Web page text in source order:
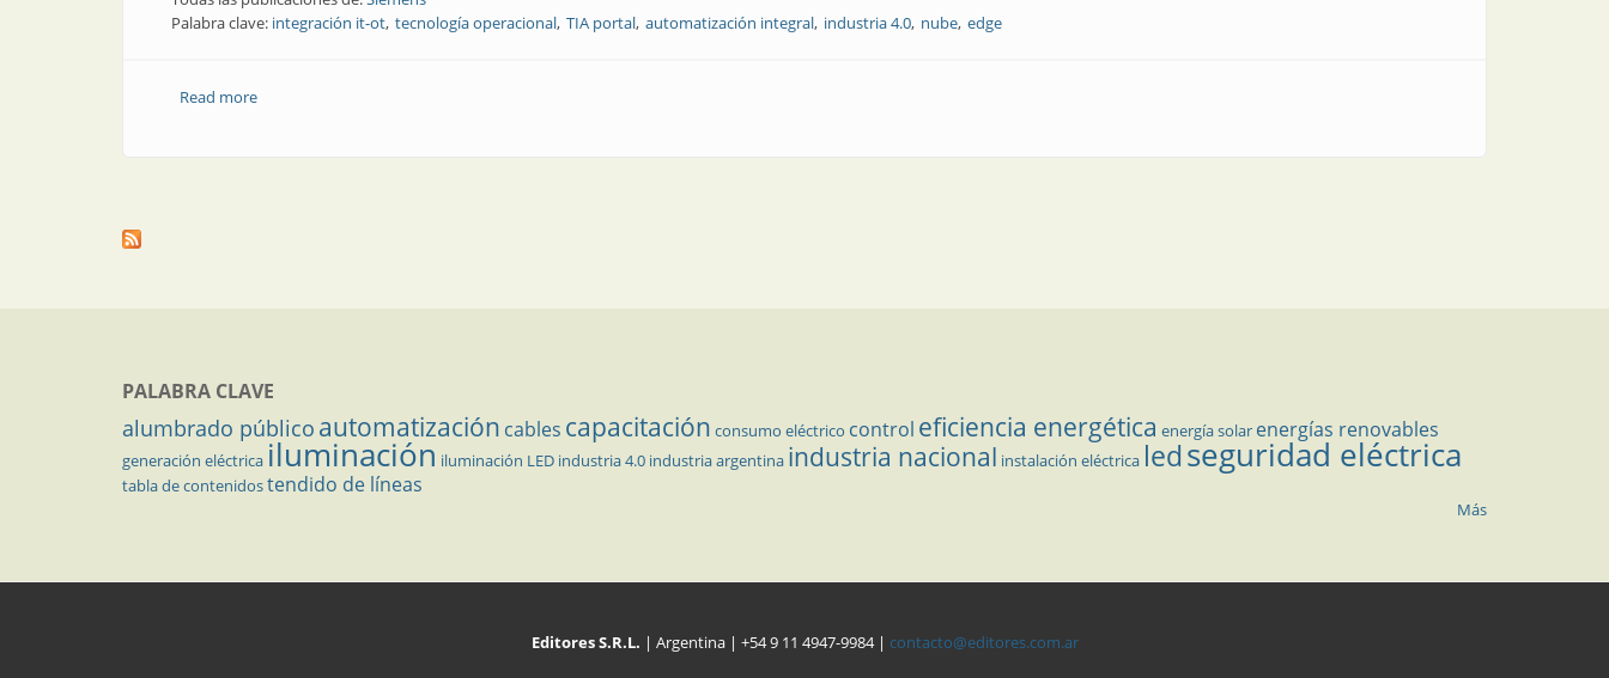
Palabra clave: integración it-ot tecnología operacional TIA portal automatización integral industria 4.0 nube edge
Read moreabout Cuando recibís esa llamada telefónica temprano en la mañana...
PALABRA CLAVE
alumbrado público automatización cables capacitación consumo eléctrico control eficiencia energética energía solar energías renovables
generación eléctrica iluminación iluminación LED industria 4.0 industria argentina industria nacional instalación eléctrica ledseguridad eléctrica
tabla de contenidostendido de líneas
Más
Editores S.R.L. | Argentina | +54 9 11 4947-9984 | contacto@editores.com.ar